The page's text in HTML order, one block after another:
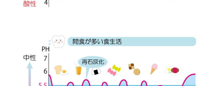
VIEW MORE VIEW MORE
審美歯科 矯正